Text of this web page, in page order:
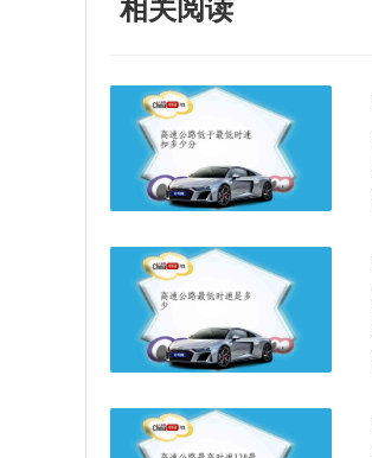
相关阅读